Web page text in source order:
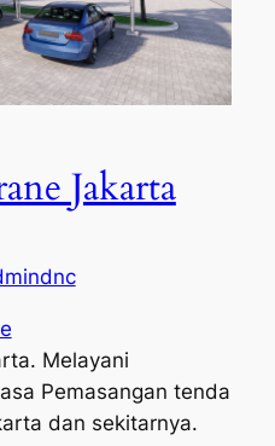
Jakarta
Melayani
Pemasangan tenda
dan sekitarnya.